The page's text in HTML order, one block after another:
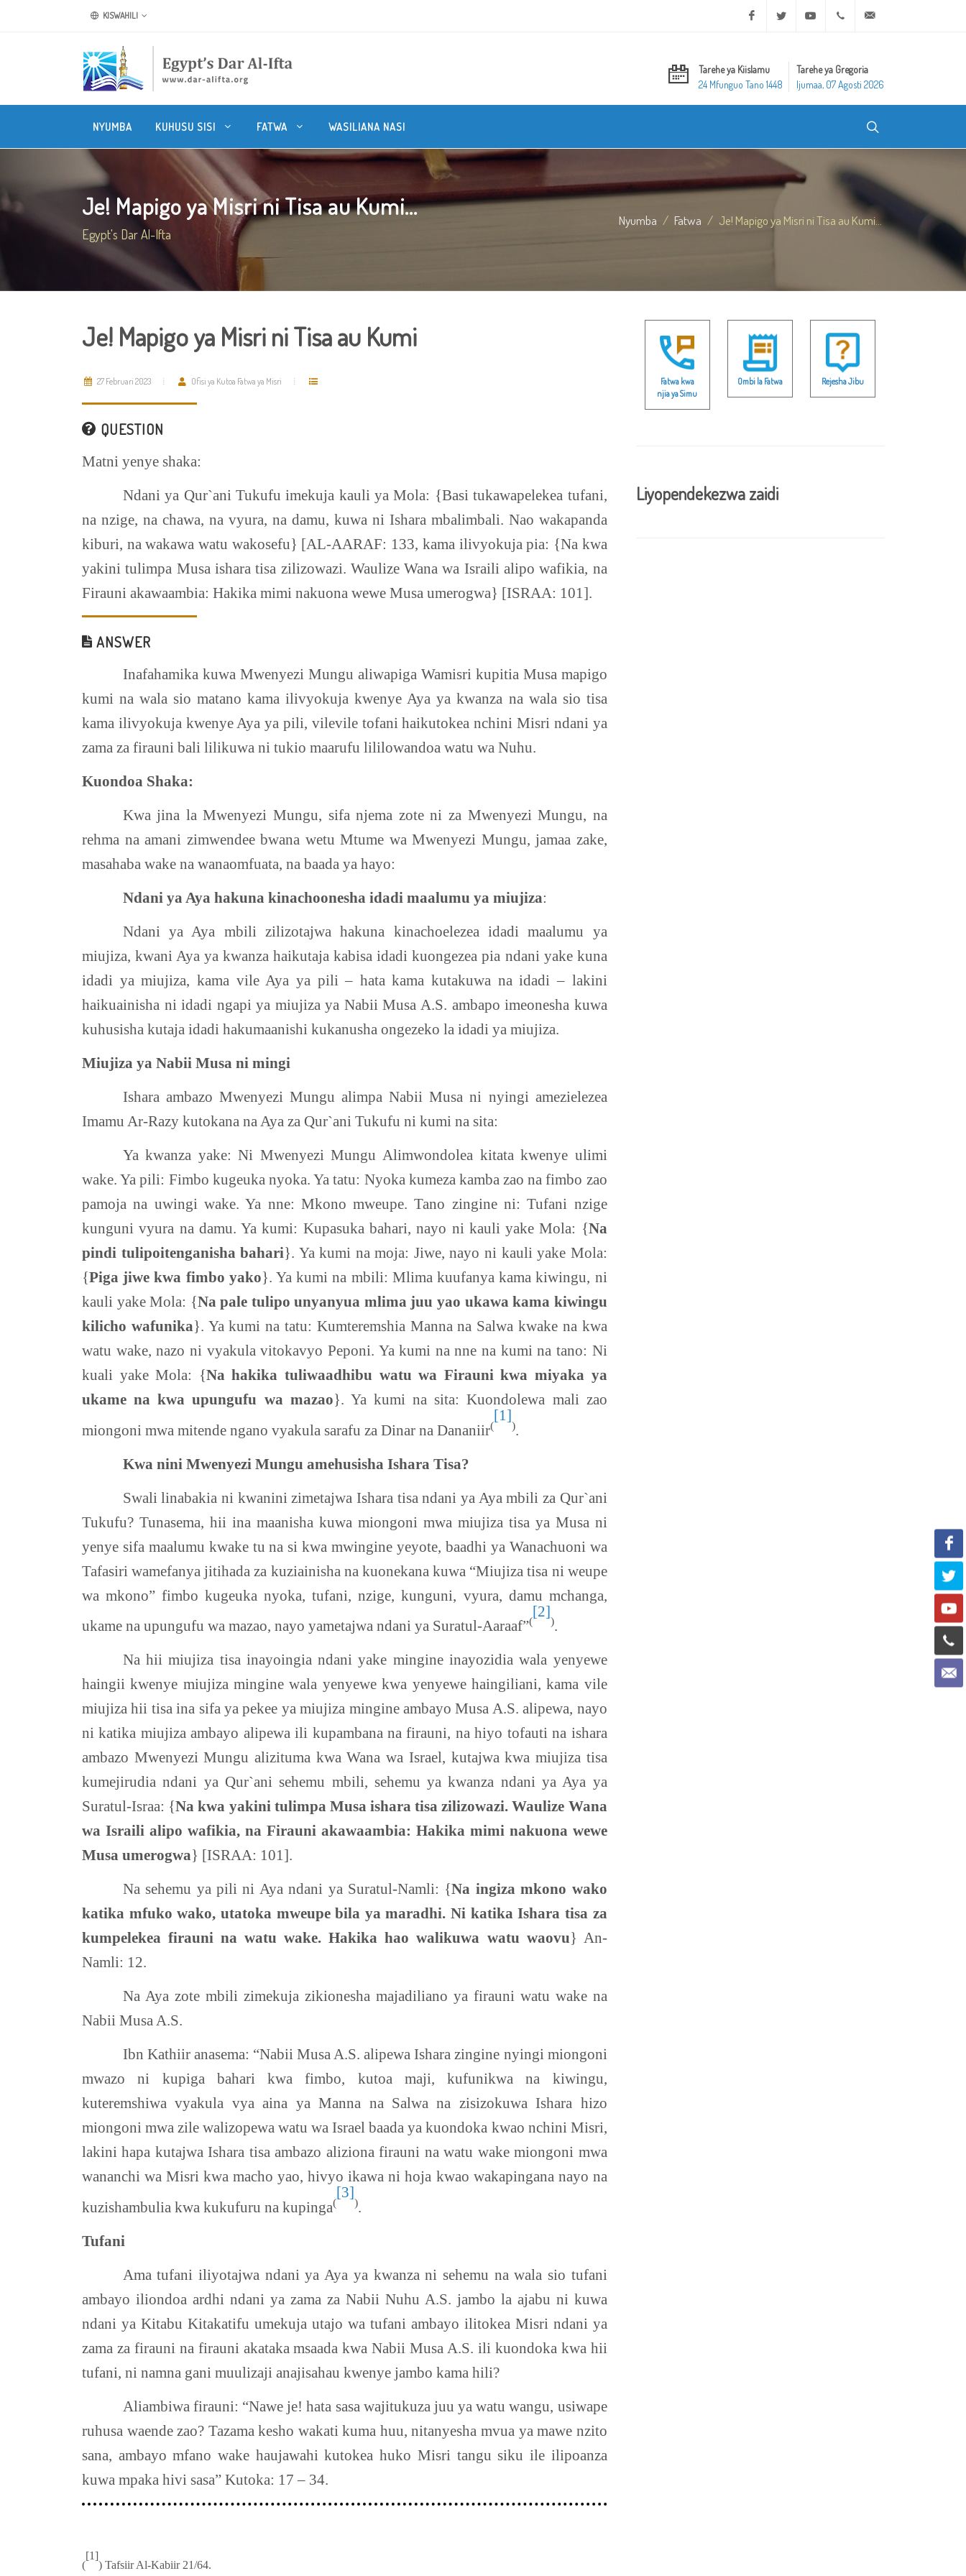
KISWAHILI Facebook Twitter Youtube +20 2 25970400
Tarehe ya Kiislamu
24 Mfunguo Tano 1448
Tarehe ya Gregoria
Ijumaa, 07 Agosti 2026
NYUMBA KUHUSU SISI FATWA WASILIANA NASI
Je! Mapigo ya Misri ni Tisa au Kumi...
Egypt's Dar Al-Ifta
Nyumba Fatwa Je! Mapigo ya Misri ni Tisa au Kumi...
Je! Mapigo ya Misri ni Tisa au Kumi
27 Februari 2023 Ofisi ya Kutoa Fatwa ya Misri
QUESTION
Matni yenye shaka:
Ndani ya Qur`ani Tukufu imekuja kauli ya Mola: {Basi tukawapelekea tufani,
na nzige, na chawa, na vyura, na damu, kuwa ni Ishara mbalimbali. Nao wakapanda
kiburi, na wakawa watu wakosefu} [AL-AARAF: 133, kama ilivyokuja pia: {Na kwa
yakini tulimpa Musa ishara tisa zilizowazi. Waulize Wana wa Israili alipo wafikia, na
Firauni akawaambia: Hakika mimi nakuona wewe Musa umerogwa} [ISRAA: 101].
ANSWER
Inafahamika kuwa Mwenyezi Mungu aliwapiga Wamisri kupitia Musa mapigo
kumi na wala sio matano kama ilivyokuja kwenye Aya ya kwanza na wala sio tisa
kama ilivyokuja kwenye Aya ya pili, vilevile tofani haikutokea nchini Misri ndani ya
zama za firauni bali lilikuwa ni tukio maarufu lililowandoa watu wa Nuhu.
Kuondoa Shaka:
Kwa jina la Mwenyezi Mungu, sifa njema zote ni za Mwenyezi Mungu, na
rehma na amani zimwendee bwana wetu Mtume wa Mwenyezi Mungu, jamaa zake,
masahaba wake na wanaomfuata, na baada ya hayo:
Ndani ya Aya hakuna kinachoonesha idadi maalumu ya miujiza:
Ndani ya Aya mbili zilizotajwa hakuna kinachoelezea idadi maalumu ya
miujiza, kwani Aya ya kwanza haikutaja kabisa idadi kuongezea pia ndani yake kuna
idadi ya miujiza, kama vile Aya ya pili – hata kama kutakuwa na idadi – lakini
haikuainisha ni idadi ngapi ya miujiza ya Nabii Musa A.S. ambapo imeonesha kuwa
kuhusisha kutaja idadi hakumaanishi kukanusha ongezeko la idadi ya miujiza.
Miujiza ya Nabii Musa ni mingi
Ishara ambazo Mwenyezi Mungu alimpa Nabii Musa ni nyingi amezielezea
Imamu Ar-Razy kutokana na Aya za Qur`ani Tukufu ni kumi na sita:
Ya kwanza yake: Ni Mwenyezi Mungu Alimwondolea kitata kwenye ulimi
wake. Ya pili: Fimbo kugeuka nyoka. Ya tatu: Nyoka kumeza kamba zao na fimbo zao
pamoja na uwingi wake. Ya nne: Mkono mweupe. Tano zingine ni: Tufani nzige
kunguni vyura na damu. Ya kumi: Kupasuka bahari, nayo ni kauli yake Mola: {Na
pindi tulipoitenganisha bahari}. Ya kumi na moja: Jiwe, nayo ni kauli yake Mola:
{Piga jiwe kwa fimbo yako}. Ya kumi na mbili: Mlima kuufanya kama kiwingu, ni
kauli yake Mola: {Na pale tulipo unyanyua mlima juu yao ukawa kama kiwingu
kilicho wafunika}. Ya kumi na tatu: Kumteremshia Manna na Salwa kwake na kwa
watu wake, nazo ni vyakula vitokavyo Peponi. Ya kumi na nne na kumi na tano: Ni
kuali yake Mola: {Na hakika tuliwaadhibu watu wa Firauni kwa miyaka ya
ukame na kwa upungufu wa mazao}. Ya kumi na sita: Kuondolewa mali zao
miongoni mwa mitende ngano vyakula sarafu za Dinar na Dananiir(
[1]
).
Kwa nini Mwenyezi Mungu amehusisha Ishara Tisa?
Swali linabakia ni kwanini zimetajwa Ishara tisa ndani ya Aya mbili za Qur`ani
Tukufu? Tunasema, hii ina maanisha kuwa miongoni mwa miujiza tisa ya Musa ni
yenye sifa maalumu kwake tu na si kwa mwingine yeyote, baadhi ya Wanachuoni wa
Tafasiri wamefanya jitihada za kuziainisha na kuonekana kuwa “Miujiza tisa ni weupe
wa mkono” fimbo kugeuka nyoka, tufani, nzige, kunguni, vyura, damu mchanga,
ukame na upungufu wa mazao, nayo yametajwa ndani ya Suratul-Aaraaf”(
[2]
).
Na hii miujiza tisa inayoingia ndani yake mingine inayozidia wala yenyewe
haingii kwenye miujiza mingine wala yenyewe kwa yenyewe haingiliani, kama vile
miujiza hii tisa ina sifa ya pekee ya miujiza mingine ambayo Musa A.S. alipewa, nayo
ni katika miujiza ambayo alipewa ili kupambana na firauni, na hiyo tofauti na ishara
ambazo Mwenyezi Mungu alizituma kwa Wana wa Israel, kutajwa kwa miujiza tisa
kumejirudia ndani ya Qur`ani sehemu mbili, sehemu ya kwanza ndani ya Aya ya
Suratul-Israa: {Na kwa yakini tulimpa Musa ishara tisa zilizowazi. Waulize Wana
wa Israili alipo wafikia, na Firauni akawaambia: Hakika mimi nakuona wewe
Musa umerogwa} [ISRAA: 101].
Na sehemu ya pili ni Aya ndani ya Suratul-Namli: {Na ingiza mkono wako
katika mfuko wako, utatoka mweupe bila ya maradhi. Ni katika Ishara tisa za
kumpelekea firauni na watu wake. Hakika hao walikuwa watu waovu} An-
Namli: 12.
Na Aya zote mbili zimekuja zikionesha majadiliano ya firauni watu wake na
Nabii Musa A.S.
Ibn Kathiir anasema: “Nabii Musa A.S. alipewa Ishara zingine nyingi miongoni
mwazo ni kupiga bahari kwa fimbo, kutoa maji, kufunikwa na kiwingu,
kuteremshiwa vyakula vya aina ya Manna na Salwa na zisizokuwa Ishara hizo
miongoni mwa zile walizopewa watu wa Israel baada ya kuondoka kwao nchini Misri,
lakini hapa kutajwa Ishara tisa ambazo aliziona firauni na watu wake miongoni mwa
wananchi wa Misri kwa macho yao, hivyo ikawa ni hoja kwao wakapingana nayo na
kuzishambulia kwa kukufuru na kupinga(
[3]
).
Tufani
Ama tufani iliyotajwa ndani ya Aya ya kwanza ni sehemu na wala sio tufani
ambayo iliondoa ardhi ndani ya zama za Nabii Nuhu A.S. jambo la ajabu ni kuwa
ndani ya Kitabu Kitakatifu umekuja utajo wa tufani ambayo ilitokea Misri ndani ya
zama za firauni na firauni akataka msaada kwa Nabii Musa A.S. ili kuondoka kwa hii
tufani, ni namna gani muulizaji anajisahau kwenye jambo kama hili?
Aliambiwa firauni: “Nawe je! hata sasa wajitukuza juu ya watu wangu, usiwape
ruhusa waende zao? Tazama kesho wakati kuma huu, nitanyesha mvua ya mawe nzito
sana, ambayo mfano wake haujawahi kutokea huko Misri tangu siku ile ilipoanza
kuwa mpaka hivi sasa” Kutoka: 17 – 34.
(
[1]
) Tafsiir Al-Kabiir 21/64.
Fatwa kwa
njia ya Simu
Ombi la Fatwa Rejesha Jibu
Liyopendekezwa zaidi